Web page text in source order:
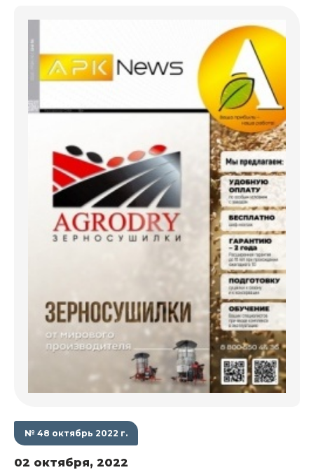
№ 48 октябрь 2022 г.
02 октября, 2022